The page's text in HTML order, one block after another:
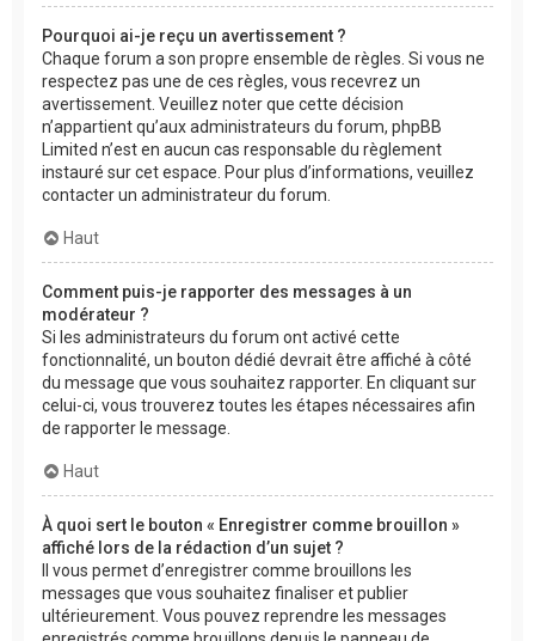
Pourquoi ai-je reçu un avertissement ?
Chaque forum a son propre ensemble de règles. Si vous ne
respectez pas une de ces règles, vous recevrez un
avertissement. Veuillez noter que cette décision
n’appartient qu’aux administrateurs du forum, phpBB
Limited n’est en aucun cas responsable du règlement
instauré sur cet espace. Pour plus d’informations, veuillez
contacter un administrateur du forum.
Haut
Comment puis-je rapporter des messages à un
modérateur ?
Si les administrateurs du forum ont activé cette
fonctionnalité, un bouton dédié devrait être affiché à côté
du message que vous souhaitez rapporter. En cliquant sur
celui-ci, vous trouverez toutes les étapes nécessaires afin
de rapporter le message.
Haut
À quoi sert le bouton « Enregistrer comme brouillon »
affiché lors de la rédaction d’un sujet ?
Il vous permet d’enregistrer comme brouillons les
messages que vous souhaitez finaliser et publier
ultérieurement. Vous pouvez reprendre les messages